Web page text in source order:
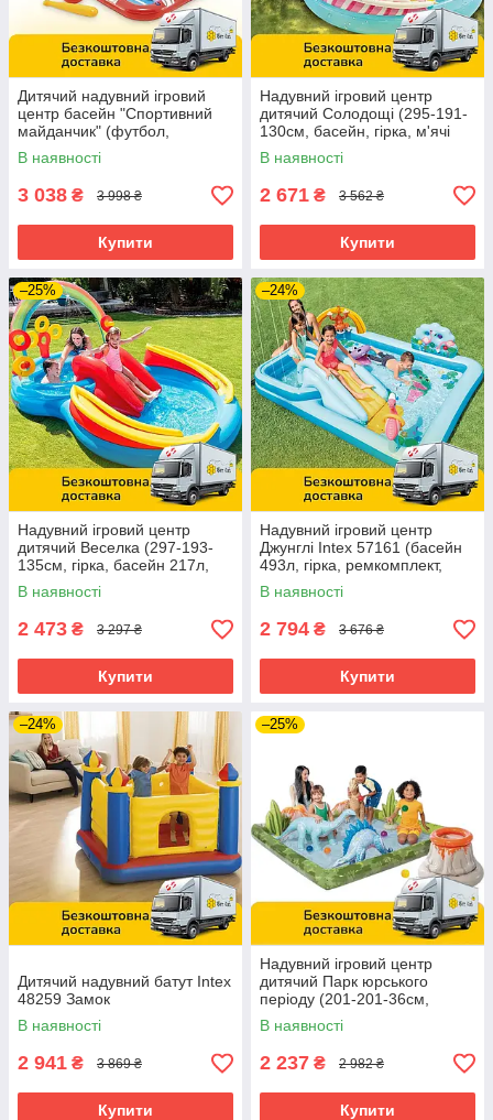
Дитячий надувний ігровий
центр басейн "Спортивний
майданчик" (футбол,
волейбол, бейсбол) Intex
57147
В наявності
3 038 ₴ 3 998 ₴
Купити
Надувний ігровий центр
дитячий Солодощі (295-191-
130см, басейн, гірка, м'ячі
6шт) Intex 57149
В наявності
2 671 ₴ 3 562 ₴
Купити
–25%
Надувний ігровий центр
дитячий Веселка (297-193-
135см, гірка, басейн 217л,
м'ячі 6шт) Intex 57453
В наявності
2 473 ₴ 3 297 ₴
Купити
–24%
Надувний ігровий центр
Джунглі Intex 57161 (басейн
493л, гірка, ремкомплект,
257-216-84см)
В наявності
2 794 ₴ 3 676 ₴
Купити
–24%
Дитячий надувний батут Intex
48259 Замок
В наявності
2 941 ₴ 3 869 ₴
Купити
–25%
Надувний ігровий центр
дитячий Парк юрського
періоду (201-201-36см,
басейн 410л) Intex 56132
В наявності
2 237 ₴ 2 982 ₴
Купити